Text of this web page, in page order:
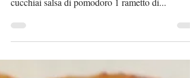
merluzzo pulito olio extra vergine d'oliva 4/5
cucchiai salsa di pomodoro 1 rametto di...